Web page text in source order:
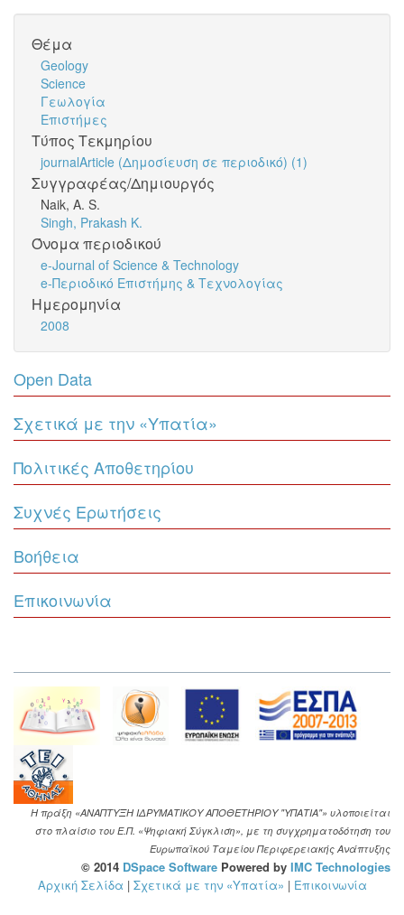
Θέμα
Geology
Science
Γεωλογία
Επιστήμες
Τύπος Τεκμηρίου
journalArticle (Δημοσίευση σε περιοδικό) (1)
Συγγραφέας/Δημιουργός
Naik, A. S.
Singh, Prakash K.
Όνομα περιοδικού
e-Journal of Science & Technology
e-Περιοδικό Επιστήμης & Τεχνολογίας
Ημερομηνία
2008
Open Data
Σχετικά με την «Υπατία»
Πολιτικές Αποθετηρίου
Συχνές Ερωτήσεις
Βοήθεια
Επικοινωνία
Η πράξη «ΑΝΑΠΤΥΞΗ ΙΔΡΥΜΑΤΙΚΟΥ ΑΠΟΘΕΤΗΡΙΟΥ "ΥΠΑΤΙΑ"» υλοποιείται
στο πλαίσιο του Ε.Π. «Ψηφιακή Σύγκλιση», με τη συγχρηματοδότηση του
Ευρωπαϊκού Ταμείου Περιφερειακής Ανάπτυξης
© 2014 DSpace Software Powered by IMC Technologies
Αρχική Σελίδα | Σχετικά με την «Υπατία» | Επικοινωνία